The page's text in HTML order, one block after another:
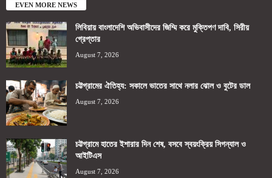
EVEN MORE NEWS
লিবিয়ায় বাংলাদেশি অভিবাসীদের জিম্মি করে মুক্তিপণ দাবি, সিরীয়
গ্রেপ্তার
August 7, 2026
চট্টগ্রামের ঐতিহ্য: সকালে ভাতের সাথে নলার ঝোল ও বুটের ডাল
August 7, 2026
চট্টগ্রামে হাতের ইশারার দিন শেষ, বসবে স্বয়ংক্রিয় সিগন্যাল ও
আইটিএস
August 7, 2026